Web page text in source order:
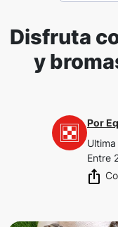
Disfruta
y
Por
Entre